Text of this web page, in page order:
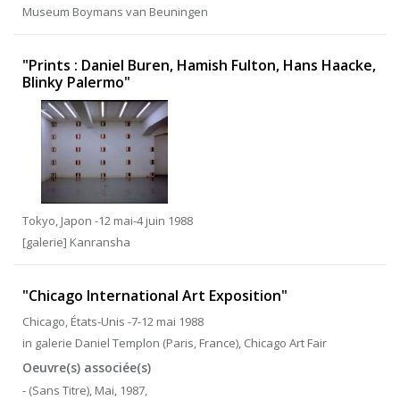
Museum Boymans van Beuningen
"Prints : Daniel Buren, Hamish Fulton, Hans Haacke,
Blinky Palermo"
Tokyo, Japon -12 mai-4 juin 1988
[galerie] Kanransha
"Chicago International Art Exposition"
Chicago, États-Unis -7-12 mai 1988
in galerie Daniel Templon (Paris, France), Chicago Art Fair
Oeuvre(s) associée(s)
- (Sans Titre), Mai, 1987,